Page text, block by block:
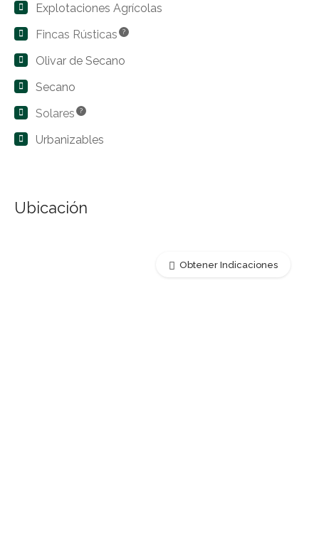
Explotaciones Agrícolas
Fincas Rústicas
?
Olivar de Secano
Secano
Solares
?
Urbanizables
Ubicación
Obtener Indicaciones